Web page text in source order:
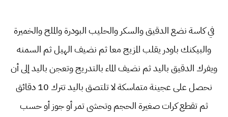
في كاسة نضع الدقيق والسكر والحليب البودرة والملح والخميرة
والبيكنك باودر يقلب المزيج معا ثم نضيف الهيل ثم السمنه
ويفرك الدقيق باليد ثم نضيف الماء بالتدريج وتعجن باليد إلى أن
نحصل على عجينة متماسكة لا تلتصق باليد تترك 10 دقائق
ثم تقطع كرات صغيرة الحجم وتحشى تمر أو جوز أو حسب